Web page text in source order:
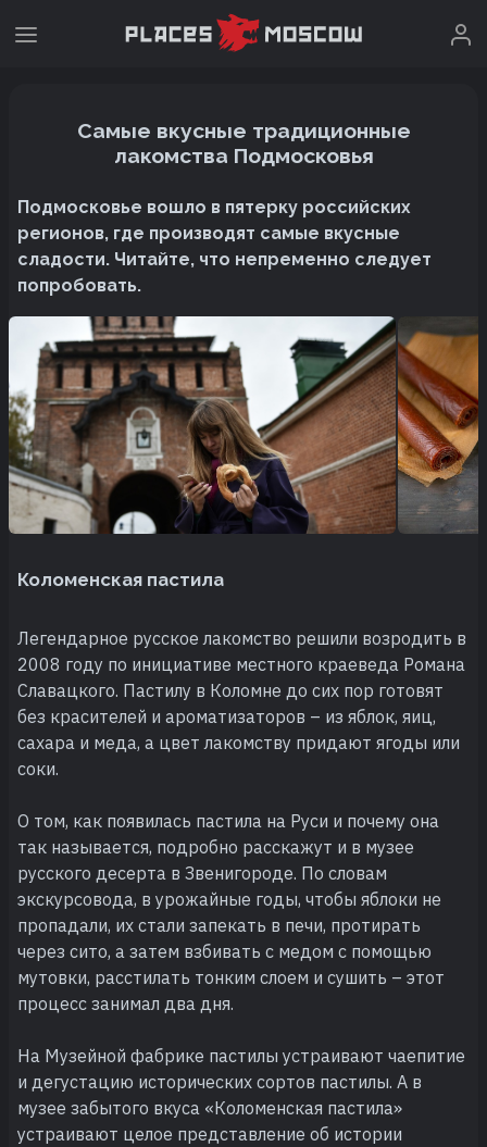
Самые вкусные традиционные
лакомства Подмосковья
Подмосковье вошло в пятерку российских
регионов, где производят самые вкусные
сладости. Читайте, что непременно следует
попробовать.
Коломенская пастила
Легендарное русское лакомство решили возродить в
2008 году по инициативе местного краеведа Романа
Славацкого. Пастилу в Коломне до сих пор готовят
без красителей и ароматизаторов – из яблок, яиц,
сахара и меда, а цвет лакомству придают ягоды или
соки.
О том, как появилась пастила на Руси и почему она
так называется, подробно расскажут и в музее
русского десерта в Звенигороде. По словам
экскурсовода, в урожайные годы, чтобы яблоки не
пропадали, их стали запекать в печи, протирать
через сито, а затем взбивать с медом с помощью
мутовки, расстилать тонким слоем и сушить – этот
процесс занимал два дня.
На Музейной фабрике пастилы устраивают чаепитие
и дегустацию исторических сортов пастилы. А в
музее забытого вкуса «Коломенская пастила»
устраивают целое представление об истории